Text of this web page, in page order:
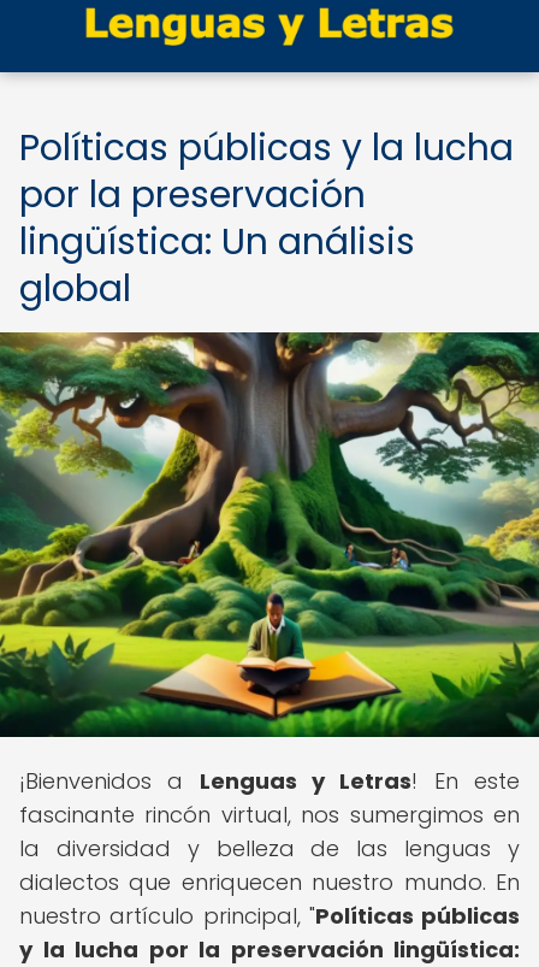
Políticas públicas y la lucha
por la preservación
lingüística: Un análisis
global
¡Bienvenidos a Lenguas y Letras! En este
fascinante rincón virtual, nos sumergimos en
la diversidad y belleza de las lenguas y
dialectos que enriquecen nuestro mundo. En
nuestro artículo principal, "Políticas públicas
y la lucha por la preservación lingüística: